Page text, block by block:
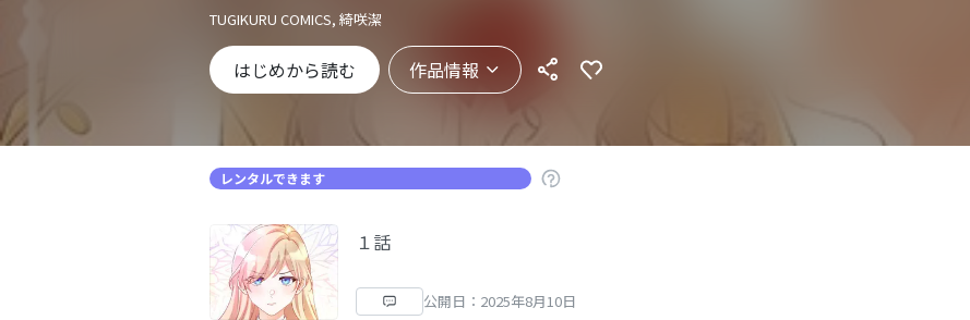
TUGIKURU COMICS, 綺咲潔
はじめから読む 作品情報
レンタルできます
１話
公開日：2025年8月10日